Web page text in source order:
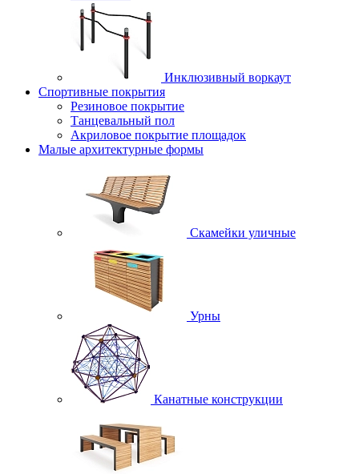
Инклюзивный воркаут
Спортивные покрытия
Резиновое покрытие
Танцевальный пол
Акриловое покрытие площадок
Малые архитектурные формы
Скамейки уличные
Урны
Канатные конструкции